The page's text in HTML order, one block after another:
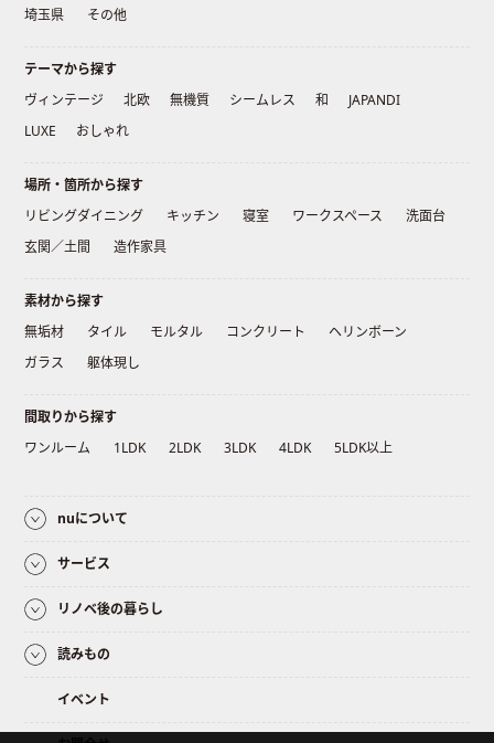
埼玉県
その他
テーマから探す
ヴィンテージ
北欧 無機質 シームレス 和
JAPANDI
LUXE
おしゃれ
場所・箇所から探す
リビングダイニング
キッチン 寝室 ワークスペース
洗面台
玄関／土間
造作家具
素材から探す
無垢材
タイル モルタル コンクリート
ヘリンボーン
ガラス
躯体現し
間取りから探す
ワンルーム
1LDK 2LDK 3LDK 4LDK 5LDK以上
nuについて
サービス
リノベ後の暮らし
読みもの
イベント